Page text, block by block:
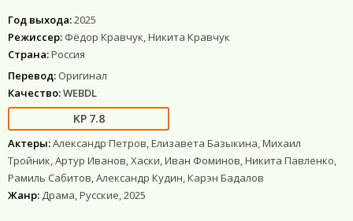
Год выхода:2025
Режиссер: Фёдор Кравчук, Никита Кравчук
Страна:Россия
Перевод: Оригинал
Качество:WEBDL
7.8
Актеры:Александр Петров, Елизавета Базыкина, Михаил
Тройник, Артур Иванов, Хаски, Иван Фоминов, Никита Павленко,
Рамиль Сабитов, Александр Кудин, Карэн Бадалов
Жанр: Драма, Русские, 2025